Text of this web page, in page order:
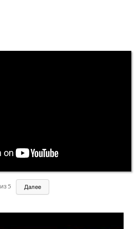
из5 Далее